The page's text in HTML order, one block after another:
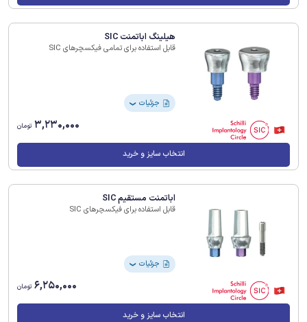
هیلینگ اباتمنت SIC
قابل استفاده برای تمامی فیکسچرهای SIC
جزئیات ❯
3,230,000 تومان
انتخاب سایز و خرید
اباتمنت مستقیم SIC
قابل استفاده برای فیکسچرهای SIC
جزئیات ❯
6,250,000 تومان
انتخاب سایز و خرید